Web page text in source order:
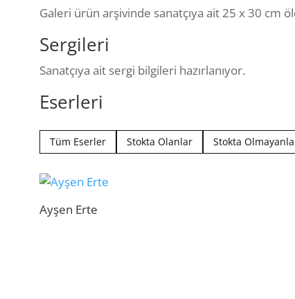
Galeri ürün arşivinde sanatçıya ait 25 x 30 cm
Sergileri
Sanatçıya ait sergi bilgileri hazırlanıyor.
Eserleri
Tüm Eserler Stokta Olanlar Stokta
Ayşen Erte